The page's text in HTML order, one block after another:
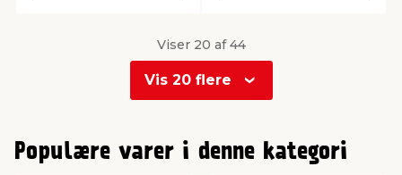
Viser 20 af 44
Vis 20 flere
1
2
Populære varer i denne kategori